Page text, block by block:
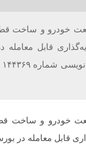
خودرو و ساخت
قابل
خودرو و ساخت
قابل معامله در